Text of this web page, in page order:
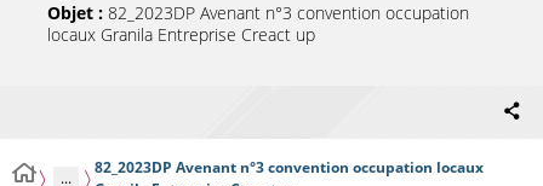
Objet : 82_2023DP Avenant n°3 convention occupation
locaux Granila Entreprise Creact up
...
82_2023DP Avenant n°3 convention occupation locaux